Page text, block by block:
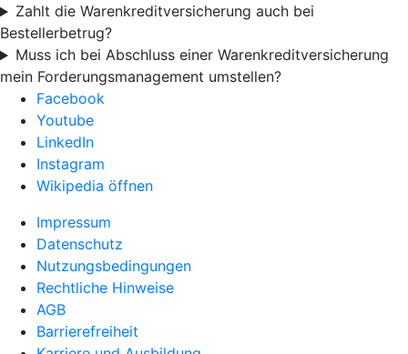
Zahlt die Warenkreditversicherung auch bei
Bestellerbetrug?
Muss ich bei Abschluss einer Warenkreditversicherung
mein Forderungsmanagement umstellen?
Facebook
Youtube
LinkedIn
Instagram
Wikipedia öffnen
Impressum
Datenschutz
Nutzungsbedingungen
Rechtliche Hinweise
AGB
Barrierefreiheit